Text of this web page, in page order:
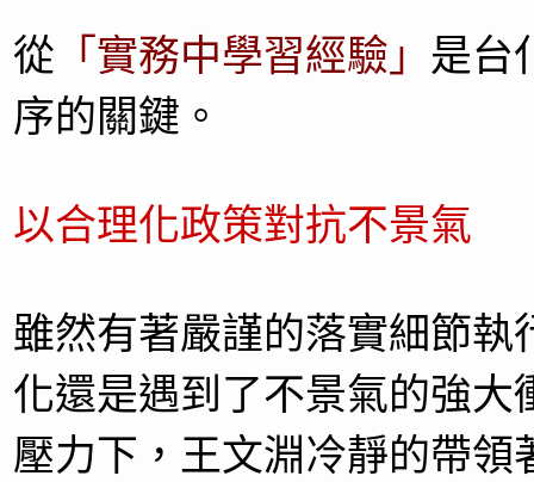
從 「實務中學習經驗」 是台
序的關鍵。
以合理化政策對抗不景氣
雖然有著嚴謹的落實細節執
化還是遇到了不景氣的強大
壓力下，王文淵冷靜的帶領